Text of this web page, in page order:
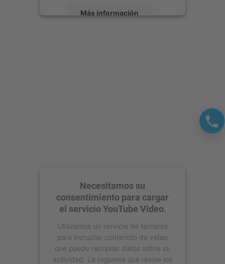
Más información
Necesitamos su
consentimiento para cargar
el servicio YouTube Video.
Utilizamos un servicio de terceros
para incrustar contenido de vídeo
que puede recopilar datos sobre su
actividad. Le rogamos que revise los